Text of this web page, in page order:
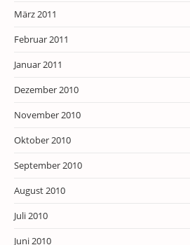
März 2011
Februar 2011
Januar 2011
Dezember 2010
November 2010
Oktober 2010
September 2010
August 2010
Juli 2010
Juni 2010